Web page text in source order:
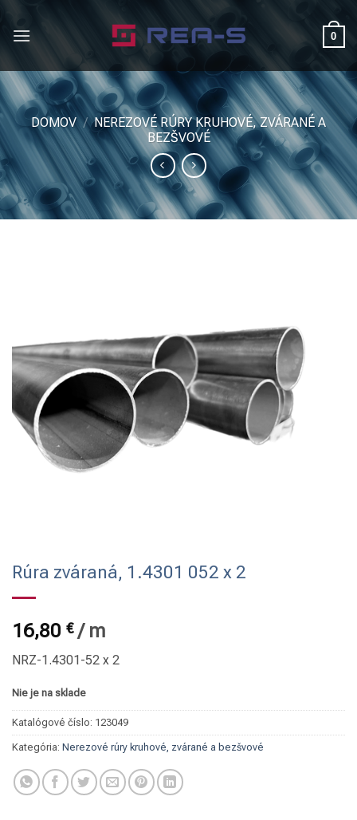
0
DOMOV / NEREZOVÉ RÚRY KRUHOVÉ, ZVÁRANÉ A
BEZŠVOVÉ
Rúra zváraná, 1.4301 052 x 2
16,80 €/ m
NRZ-1.4301-52 x 2
Nie je na sklade
Katalógové číslo: 123049
Kategória: Nerezové rúry kruhové, zvárané a bezšvové